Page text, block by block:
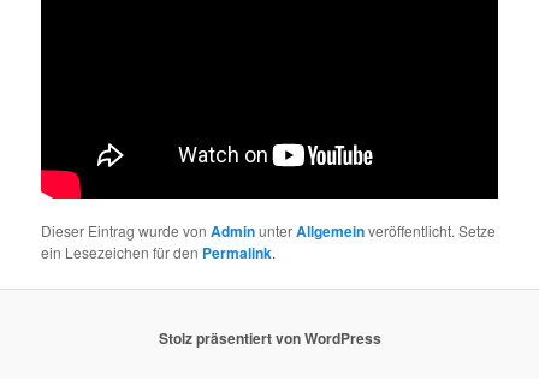
Dieser Eintrag wurde vonAdminunterAllgemeinveröffentlicht. Setze
ein Lesezeichen für den Permalink.
Stolz präsentiert von WordPress